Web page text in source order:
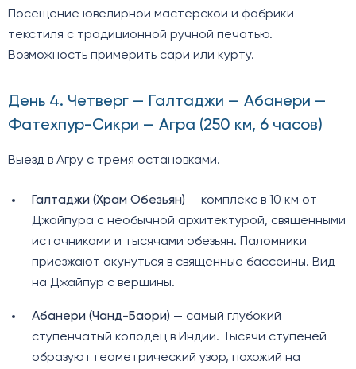
Посещение ювелирной мастерской и фабрики
текстиля с традиционной ручной печатью.
Возможность примерить сари или курту.
День 4. Четверг — Галтаджи — Абанери —
Фатехпур-Сикри — Агра (250 км, 6 часов)
Выезд в Агру с тремя остановками.
Галтаджи (Храм Обезьян) — комплекс в 10 км от
Джайпура с необычной архитектурой, священными
источниками и тысячами обезьян. Паломники
приезжают окунуться в священные бассейны. Вид
на Джайпур с вершины.
Абанери (Чанд-Баори) — самый глубокий
ступенчатый колодец в Индии. Тысячи ступеней
образуют геометрический узор, похожий на